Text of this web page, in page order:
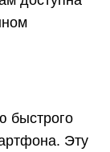
быстрого
Эту